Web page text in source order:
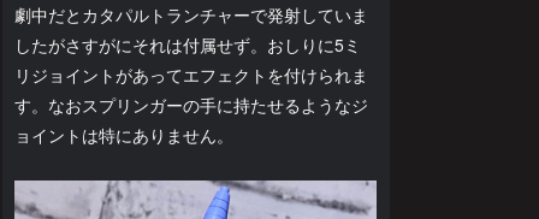
劇中だとカタパルトランチャーで発射していま
したがさすがにそれは付属せず。おしりに5ミ
リジョイントがあってエフェクトを付けられま
す。なおスプリンガーの手に持たせるようなジ
ョイントは特にありません。